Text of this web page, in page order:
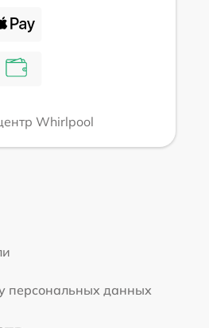
Whirlpool
персональных данных